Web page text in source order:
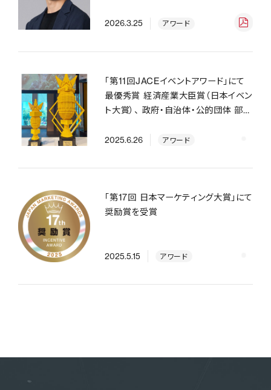
2026.3.25 アワード
「第11回JACEイベントアワード」にて
最優秀賞 経済産業大臣賞（日本イベン
ト大賞）、 政府・自治体・公的団体 部門
2025.6.26 アワード
「第17回 日本マーケティング大賞」にて
奨励賞を受賞
2025.5.15 アワード